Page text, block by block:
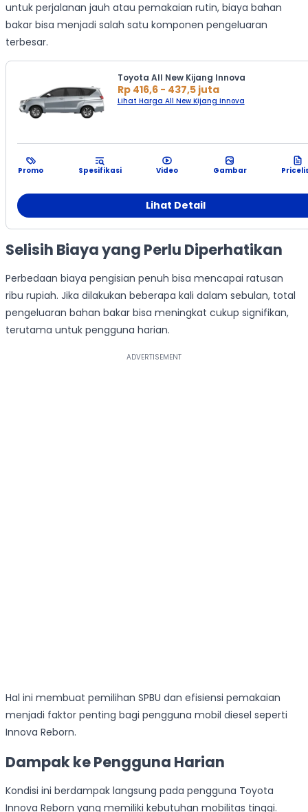
untuk perjalanan jauh atau pemakaian rutin, biaya bahan
bakar bisa menjadi salah satu komponen pengeluaran
terbesar.
Toyota All New Kijang Innova
Rp 416,6 - 437,5 juta
Lihat Harga All New Kijang Innova
Promo Spesifikasi Video Gambar
Lihat Detail
Selisih Biaya yang Perlu Diperhatikan
Perbedaan biaya pengisian penuh bisa mencapai ratusan
ribu rupiah. Jika dilakukan beberapa kali dalam sebulan, total
pengeluaran bahan bakar bisa meningkat cukup signifikan,
terutama untuk pengguna harian.
Hal ini membuat pemilihan SPBU dan efisiensi pemakaian
menjadi faktor penting bagi pengguna mobil diesel seperti
Innova Reborn.
Dampak ke Pengguna Harian
Kondisi ini berdampak langsung pada pengguna Toyota
Innova Reborn yang memiliki kebutuhan mobilitas tinggi.